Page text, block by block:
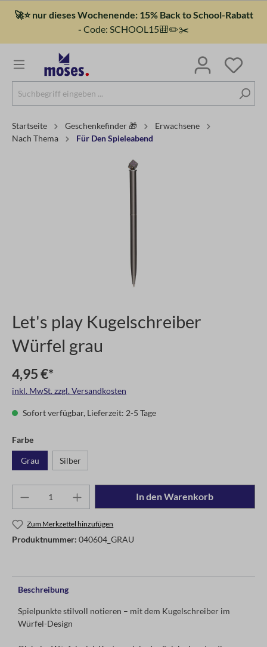
🚀⭐ nur dieses Wochenende: 15% Back to School-Rabatt
- Code: SCHOOL15🎒✏️✂️
Startseite Geschenkefinder 🎁
Erwachsene
Nach Thema
Für Den Spieleabend
Let's play Kugelschreiber
Würfel grau
4,95 €*
inkl. MwSt. zzgl. Versandkosten
Sofort verfügbar, Lieferzeit: 2-5 Tage
Farbe
Grau Silber
In den Warenkorb
Zum Merkzettel hinzufügen
Produktnummer: 040604_GRAU
Beschreibung
Spielpunkte stilvoll notieren – mit dem Kugelschreiber im
Würfel-Design